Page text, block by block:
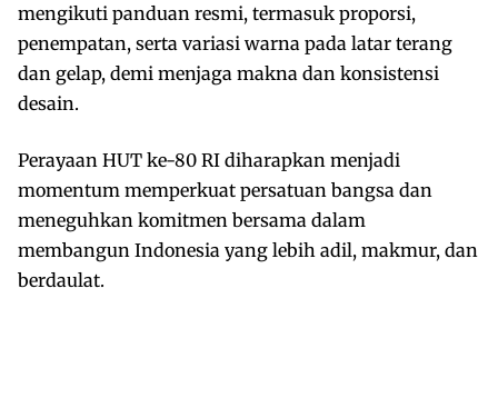
mengikuti panduan resmi, termasuk proporsi,
penempatan, serta variasi warna pada latar terang
dan gelap, demi menjaga makna dan konsistensi
desain.
Perayaan HUT ke-80 RI diharapkan menjadi
momentum memperkuat persatuan bangsa dan
meneguhkan komitmen bersama dalam
membangun Indonesia yang lebih adil, makmur, dan
berdaulat.